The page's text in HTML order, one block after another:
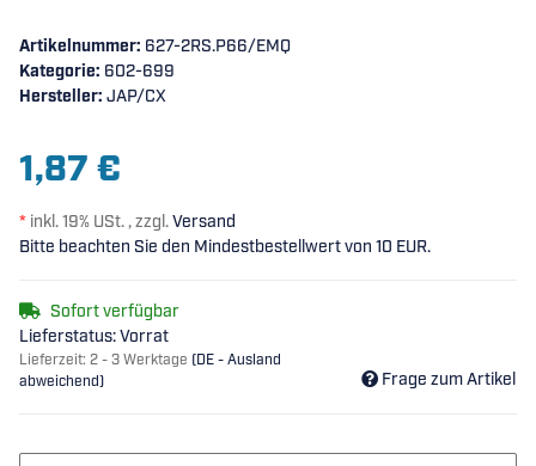
Artikelnummer: 627-2RS.P66/EMQ
Kategorie: 602-699
Hersteller: JAP/CX
1,87 €
* inkl. 19% USt. , zzgl.Versand
Bitte beachten Sie den Mindestbestellwert von 10 EUR.
Sofort verfügbar
Lieferstatus: Vorrat
Lieferzeit: 2 - 3 Werktage (DE - Ausland
abweichend)
Frage zum Artikel